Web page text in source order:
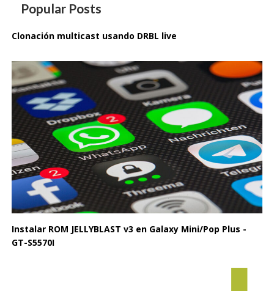
Popular Posts
Clonación multicast usando DRBL live
Instalar ROM JELLYBLAST v3 en Galaxy Mini/Pop Plus -
GT-S5570I